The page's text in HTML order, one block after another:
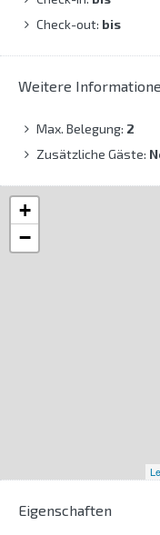
Check-out: bis
Weitere
Max. Belegung: 2
Zusätzliche Gäste:
+
−
Eigenschaften